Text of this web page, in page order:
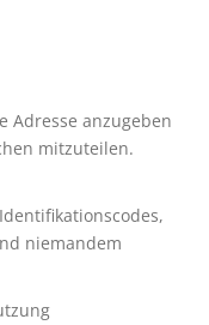
Adresse anzugeben
mitzuteilen.
niemandem